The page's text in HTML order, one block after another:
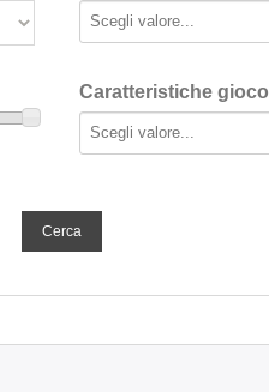
Caratteristiche gioco